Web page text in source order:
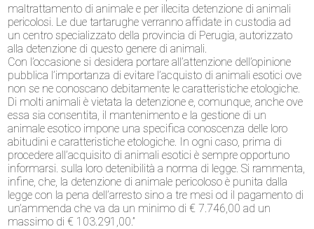
maltrattamento di animale e per illecita detenzione di animali
pericolosi. Le due tartarughe verranno affidate in custodia ad
un centro specializzato della provincia di Perugia, autorizzato
alla detenzione di questo genere di animali.
Con l’occasione si desidera portare all’attenzione dell’opinione
pubblica l’importanza di evitare l’acquisto di animali esotici ove
non se ne conoscano debitamente le caratteristiche etologiche.
Di molti animali è vietata la detenzione e, comunque, anche ove
essa sia consentita, il mantenimento e la gestione di un
animale esotico impone una specifica conoscenza delle loro
abitudini e caratteristiche etologiche. In ogni caso, prima di
procedere all’acquisito di animali esotici è sempre opportuno
informarsi. sulla loro detenibilità a norma di legge. Si rammenta,
infine, che, la detenzione di animale pericoloso è punita dalla
legge con la pena dell’arresto sino a tre mesi od il pagamento di
un’ammenda che va da un minimo di € 7.746,00 ad un
massimo di € 103.291,00.”